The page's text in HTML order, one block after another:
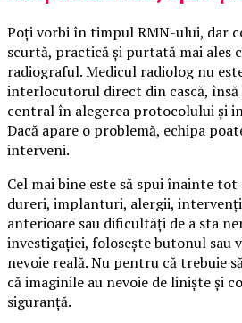
Poți vorbi în timpul RMN-ului, dar
scurtă, practică și purtată mai ales
radiograful. Medicul radiolog nu
interlocutorul direct din cască,
central în alegerea protocolului și
Dacă apare o problemă, echipa
interveni.
Cel mai bine este să spui înainte
dureri, implanturi, alergii,
anterioare sau dificultăți de a sta
investigației, folosește butonul sau
nevoie reală. Nu pentru că trebuie
că imaginile au nevoie de liniște și
siguranță.